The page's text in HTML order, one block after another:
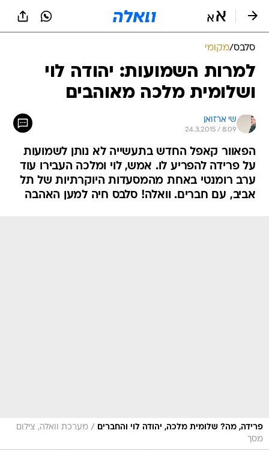
סלבס/מקומי
למרות השמועות: יהודה לוי
ושלומית מלכה מאוהבים
שי ארזואן
24.3.2015 / 8:09
הפאוור קאפל החדש בתעשייה לא נותן לשמועות
על פרידה להפריע לו. אמש, לוי ומלכה העבירו עוד
ערב רומנטי באחת מהמסעדות היוקרתיות של תל
אביב, עם חברים. וואלה! סלבס חיה למען האהבה
פרידה, מה? שלומית מלכה, יהודה לוי והחברים / מערכת וואלה, צילום
מסך